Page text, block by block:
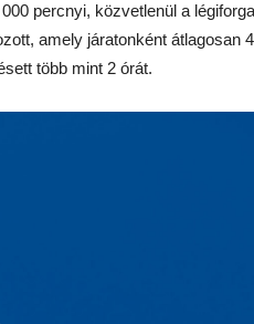
percnyi, közvetlenül a
amely járatonként átlagosan
több mint 2 órát.